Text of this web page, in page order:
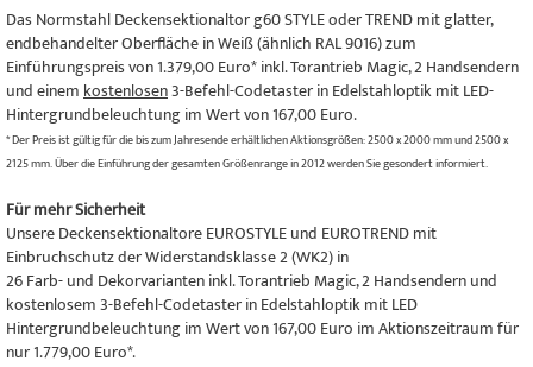
Das Normstahl Deckensektionaltor g60 STYLE oder TREND mit glatter,
endbehandelter Oberfläche in Weiß (ähnlich RAL 9016) zum
Einführungspreis von 1.379,00 Euro* inkl. Torantrieb Magic, 2 Handsendern
und einemkostenlosen3-Befehl-Codetaster in Edelstahloptik mit LED-
Hintergrundbeleuchtung im Wert von 167,00 Euro.
* Der Preis ist gültig für die bis zum Jahresende erhältlichen Aktionsgrößen: 2500 x 2000 mm und 2500 x
2125 mm. Über die Einführung der gesamten Größenrange in 2012 werden Sie gesondert informiert.
Für mehr Sicherheit
Unsere Deckensektionaltore EUROSTYLE und EUROTREND mit
Einbruchschutz der Widerstandsklasse 2 (WK2) in
26 Farb- und Dekorvarianten inkl. Torantrieb Magic, 2 Handsendern und
kostenlosem 3-Befehl-Codetaster in Edelstahloptik mit LED
Hintergrundbeleuchtung im Wert von 167,00 Euro im Aktionszeitraum für
nur 1.779,00 Euro*.